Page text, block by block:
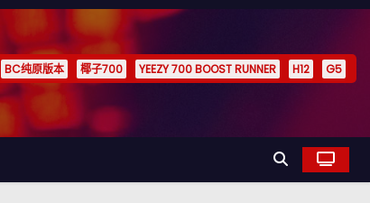
BC纯原版本 椰子700 YEEZY 700 BOOST RUNNER H12 G5